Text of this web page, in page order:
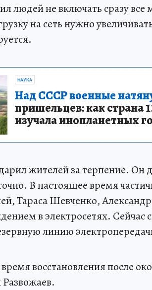
людей не включать сразу
на сеть нужно
НАУКА
Над СССР военные
пришельцев: как страна
изучала инопланетных
жителей за терпение. Он
В настоящее время
Тараса Шевченко,
в электросетях. Сейчас
линию
восстановления после
Развожаев.